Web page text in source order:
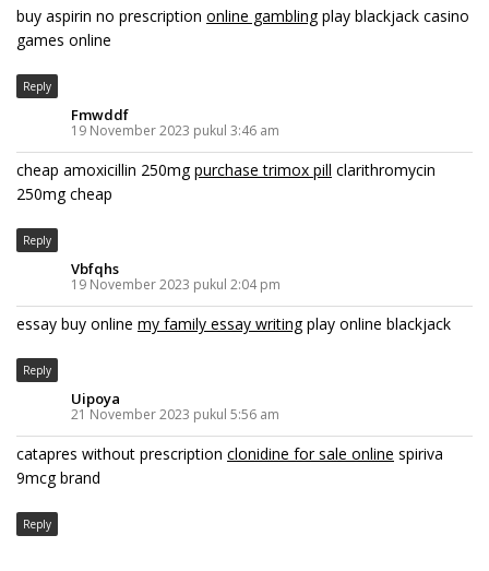
buy aspirin no prescription online gamblingplay blackjack casino
games online
Reply
Fmwddf
19 November 2023 pukul 3:46 am
cheap amoxicillin 250mgpurchase trimox pill clarithromycin
250mg cheap
Reply
Vbfqhs
19 November 2023 pukul 2:04 pm
essay buy online my family essay writingplay online blackjack
Reply
Uipoya
21 November 2023 pukul 5:56 am
catapres without prescription clonidine for sale online spiriva
9mcg brand
Reply